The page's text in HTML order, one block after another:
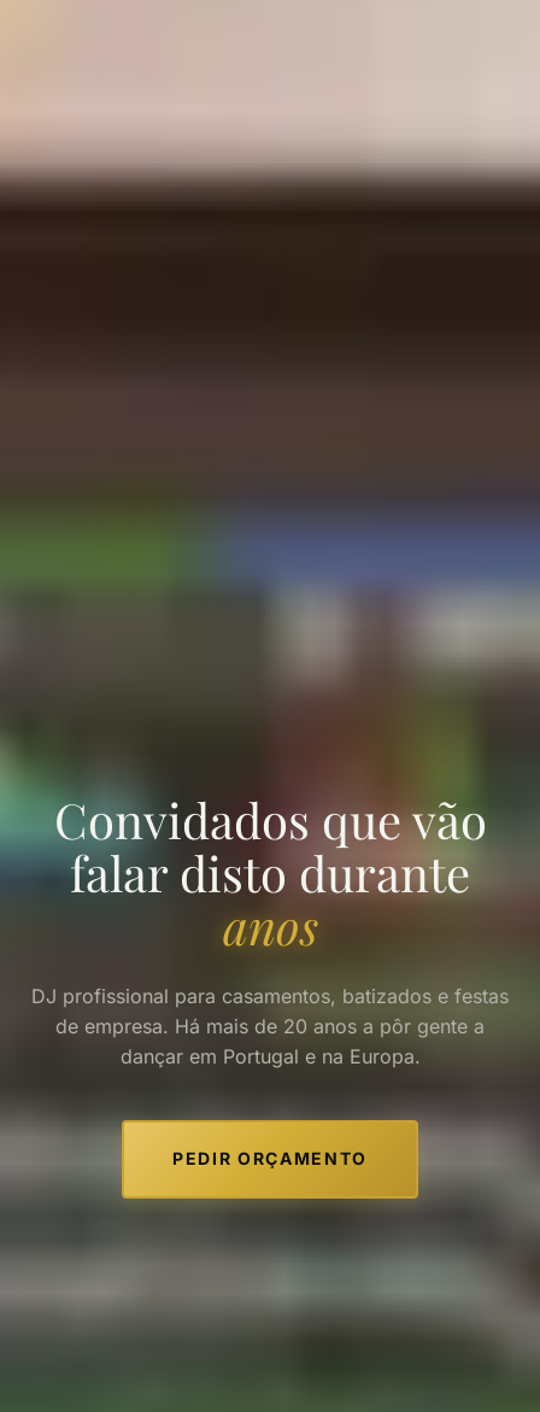
Convidados que vão
falar disto durante
anos
DJ profissional para casamentos, batizados e festas
de empresa. Há mais de 20 anos a pôr gente a
dançar em Portugal e na Europa.
PEDIR ORÇAMENTO